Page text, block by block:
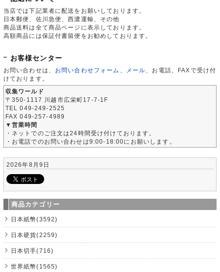
当店では下記業者に配送をお願いしております。
日本郵便、佐川急便、西濃運輸、その他
商品送料は全て商品ページに表示しております。
高額商品には保証付書留便をお勧めしております。
お客様センター
お問い合わせは、 お問い合わせフォーム メール 、お電話、FAXで受け付
けております。
収集ワールド
〒350-1117 川越市広栄町17-7-1F
TEL 049-249-2525
FAX 049-257-4989
▼営業時間
・ネットでのご注文は24時間受け付けております。
・お電話でのお問い合わせは9:00-18:00にお願いします。
2026年8月9日
商品カテゴリー
日本紙幣(3592)
日本硬貨(2259)
日本切手(716)
世界紙幣(1565)